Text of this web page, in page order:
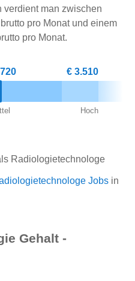
man zwischen
pro Monat und einem
pro Monat.
€ 3.510
Hoch
Radiologietechnologe
Jobs in
Gehalt -